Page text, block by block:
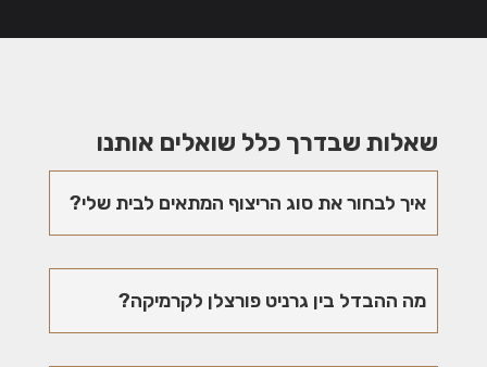
שאלות שבדרך כלל שואלים אותנו
איך לבחור את סוג הריצוף המתאים לבית שלי?
מה ההבדל בין גרניט פורצלן לקרמיקה?